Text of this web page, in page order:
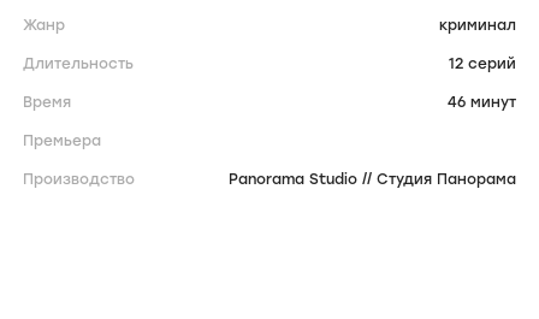
Жанр криминал
Длительность 12 серий
Время 46 минут
Премьера
Производство Panorama Studio // Студия Панорама